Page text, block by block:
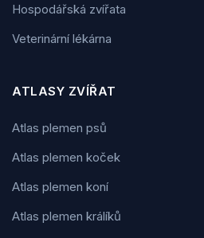
Hospodářská zvířata
Veterinární lékárna
ATLASY ZVÍŘAT
Atlas plemen psů
Atlas plemen koček
Atlas plemen koní
Atlas plemen králíků